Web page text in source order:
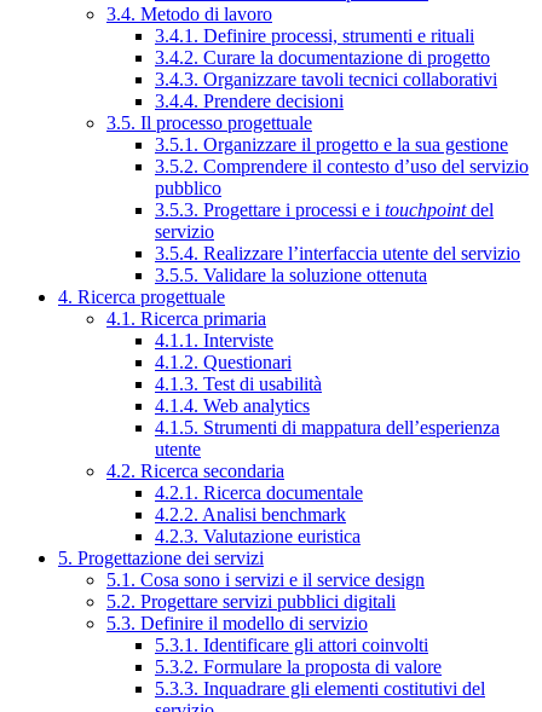
3.4. Metodo di lavoro
3.4.1. Definire processi, strumenti e rituali
3.4.2. Curare la documentazione di progetto
3.4.3. Organizzare tavoli tecnici collaborativi
3.4.4. Prendere decisioni
3.5. Il processo progettuale
3.5.1. Organizzare il progetto e la sua gestione
3.5.2. Comprendere il contesto d’uso del servizio
pubblico
3.5.3. Progettare i processi e i touchpointdel
servizio
3.5.4. Realizzare l’interfaccia utente del servizio
3.5.5. Validare la soluzione ottenuta
4. Ricerca progettuale
4.1. Ricerca primaria
4.1.1. Interviste
4.1.2. Questionari
4.1.3. Test di usabilità
4.1.4. Web analytics
4.1.5. Strumenti di mappatura dell’esperienza
utente
4.2. Ricerca secondaria
4.2.1. Ricerca documentale
4.2.2. Analisi benchmark
4.2.3. Valutazione euristica
5. Progettazione dei servizi
5.1. Cosa sono i servizi e il service design
5.2. Progettare servizi pubblici digitali
5.3. Definire il modello di servizio
5.3.1. Identificare gli attori coinvolti
5.3.2. Formulare la proposta di valore
5.3.3. Inquadrare gli elementi costitutivi del